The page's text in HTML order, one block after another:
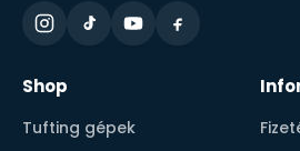
Shop
Tufting gépek